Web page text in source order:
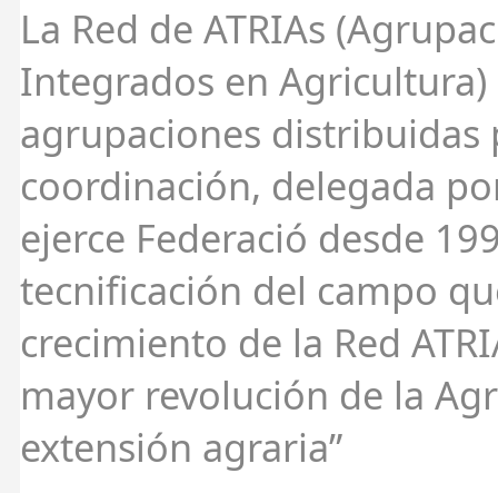
La Red de ATRIAs
Integrados en
agrupaciones
coordinación, delegada
ejerce Federació desde
tecnificación del campo
crecimiento de la Red
mayor revolución de la
extensión agraria”